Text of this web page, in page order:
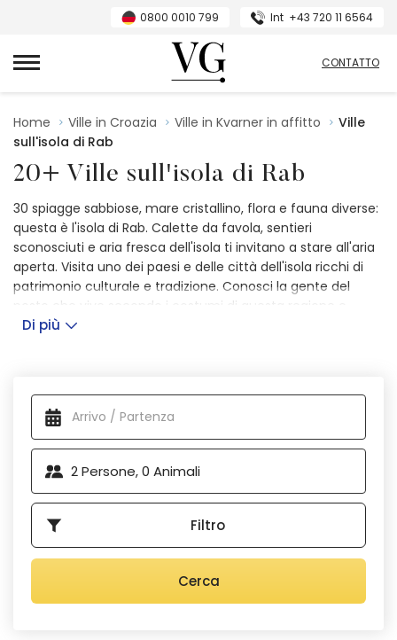
0800 0010 799 Int +43 720 11 6564
Villas Guide
CONTATTO
Home Ville in Croazia Ville in Kvarner in affitto
Ville
sull'isola di Rab
20+ Ville sull'isola di Rab
30 spiagge sabbiose, mare cristallino, flora e fauna diverse:
questa è l'isola di Rab. Calette da favola, sentieri
sconosciuti e aria fresca dell'isola ti invitano a stare all'aria
aperta. Visita uno dei paesi e delle città dell'isola ricchi di
patrimonio culturale e tradizione. Conosci la gente del
posto che vive secondo i costumi di questa regione e
assapora l'autentica cucina mediterranea.
Di più
Alloggi disponibili
2Persone,0 Animali
Filtro
Cerca